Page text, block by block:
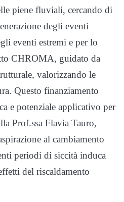
piene fluviali, cercando di
degli eventi
eventi estremi e per lo
CHROMA, guidato da
valorizzando le
Questo finanziamento
e potenziale applicativo per
Prof.ssa Flavia Tauro,
al cambiamento
periodi di siccità induca
del riscaldamento